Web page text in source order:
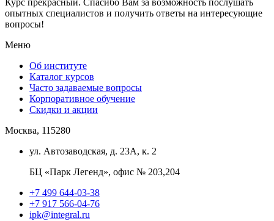
Курс прекрасный. Спасибо Вам за возможность послушать
опытных специалистов и получить ответы на интересующие
вопросы!
Меню
Об институте
Каталог курсов
Часто задаваемые вопросы
Корпоративное обучение
Скидки и акции
Москва, 115280
ул. Автозаводская, д. 23А, к. 2
БЦ «Парк Легенд», офис № 203,204
+7 499 644-03-38
+7 917 566-04-76
ipk@integral.ru